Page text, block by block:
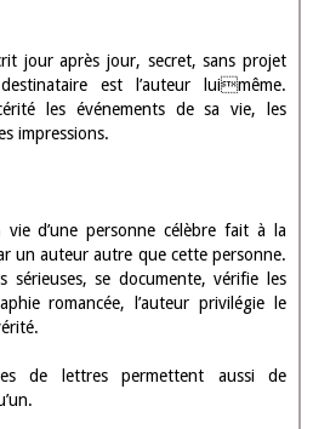
jour après jour, secret, sans projet
est l’auteur luimême.
les événements de sa vie, les
impressions.
d’une personne célèbre fait à la
un auteur autre que cette personne.
sérieuses, se documente, vérifie les
romancée, l’auteur privilégie le
de lettres permettent aussi de